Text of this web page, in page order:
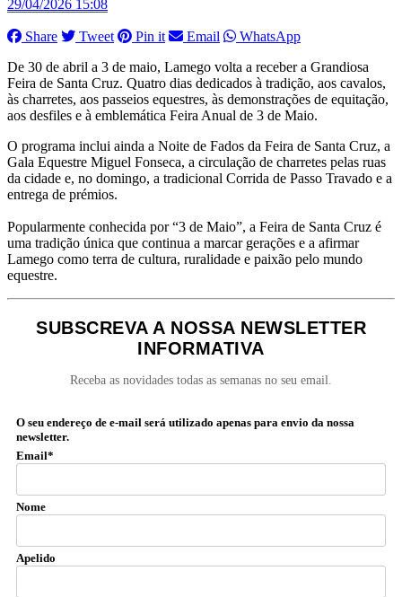
29/04/2026 15:08
Share Tweet Pin it Email
WhatsApp
De 30 de abril a 3 de maio, Lamego volta a receber a Grandiosa
Feira de Santa Cruz. Quatro dias dedicados à tradição, aos cavalos,
às charretes, aos passeios equestres, às demonstrações de equitação,
aos desfiles e à emblemática Feira Anual de 3 de Maio.
O programa inclui ainda a Noite de Fados da Feira de Santa Cruz, a
Gala Equestre Miguel Fonseca, a circulação de charretes pelas ruas
da cidade e, no domingo, a tradicional Corrida de Passo Travado e a
entrega de prémios.
Popularmente conhecida por “3 de Maio”, a Feira de Santa Cruz é
uma tradição única que continua a marcar gerações e a afirmar
Lamego como terra de cultura, ruralidade e paixão pelo mundo
equestre.
SUBSCREVA A NOSSA NEWSLETTER
INFORMATIVA
Receba as novidades todas as semanas no seu email.
O seu endereço de e-mail será utilizado apenas para envio da nossa
newsletter.
Email*
Nome
Apelido